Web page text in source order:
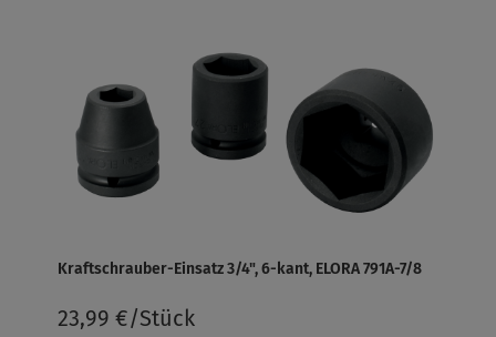
Kraftschrauber-Einsatz 3/4", 6-kant, ELORA 791A-7/8
23,99 €/Stück